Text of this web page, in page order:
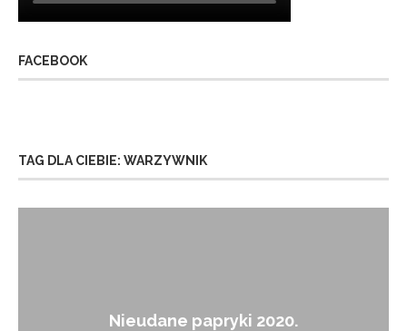
FACEBOOK
TAG DLA CIEBIE: WARZYWNIK
Nieudane papryki 2020.